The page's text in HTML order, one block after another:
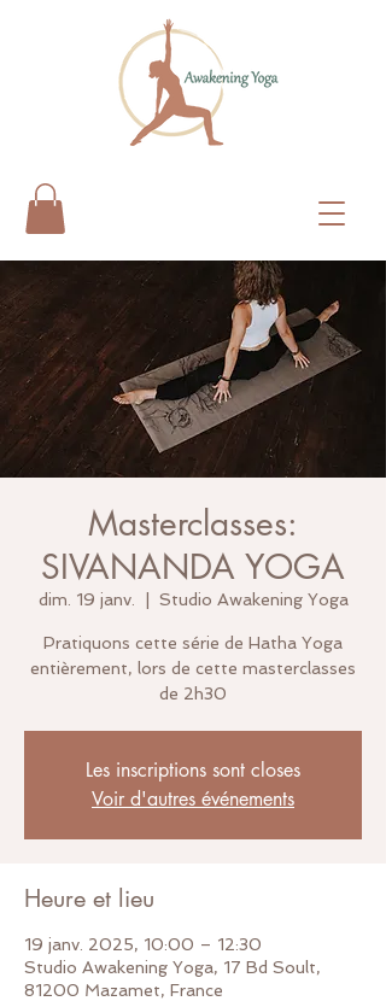
Masterclasses:
SIVANANDA YOGA
dim. 19 janv. Studio Awakening Yoga
Pratiquons cette série de Hatha Yoga
entièrement, lors de cette masterclasses
de 2h30
Les inscriptions sont closes
Voir d'autres événements
Heure et lieu
19 janv. 2025, 10:00 – 12:30
Studio Awakening Yoga, 17 Bd Soult,
81200 Mazamet, France